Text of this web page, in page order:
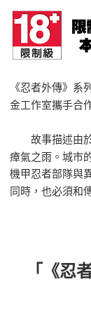
每筆NT$200，滿
離島宅配
每筆NT$200
《忍者外傳》系
金工作室攜手合
故事描述由於
瘴氣之雨。城市
機甲忍者部隊與
同時，也必須和
「《忍